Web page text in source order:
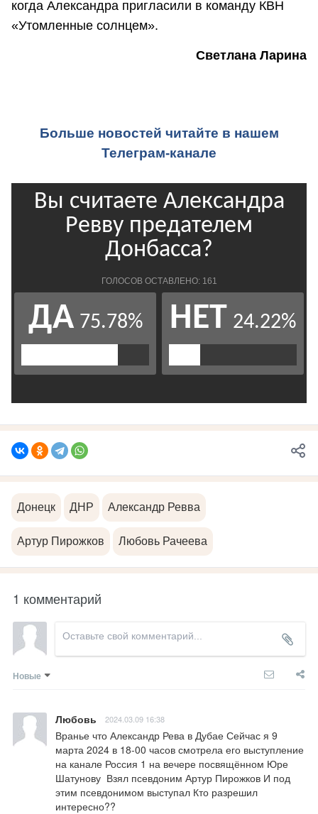
когда Александра пригласили в команду КВН
«Утомленные солнцем».
Светлана Ларина
Больше новостей читайте в нашем
Телеграм-канале
Донецк ДНР Александр Ревва
Артур Пирожков Любовь Рачеева
1 комментарий
Новые
Любовь 2024.03.09 16:38
Вранье что Александр Рева в Дубае Сейчас я 9
марта 2024 в 18-00 часов смотрела его выступление
на канале Россия 1 на вечере посвящённом Юре
Шатунову  Взял псевдоним Артур Пирожков И под
этим псевдонимом выступал Кто разрешил
интересно??